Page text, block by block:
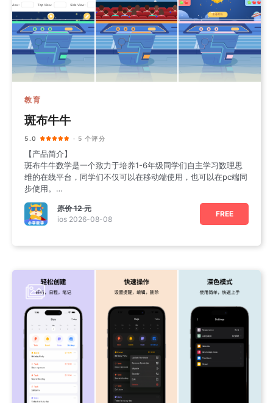
教育
斑布牛牛
5.0 · 5 个评分
【产品简介】
斑布牛牛数学是一个致力于培养1-6年级同学们自主学习数理思
维的在线平台，同学们不仅可以在移动端使用，也可以在pc端同
步使用。
【功能特色】
1. CPA模型原价12 元
ios 2026-08-08
FREE